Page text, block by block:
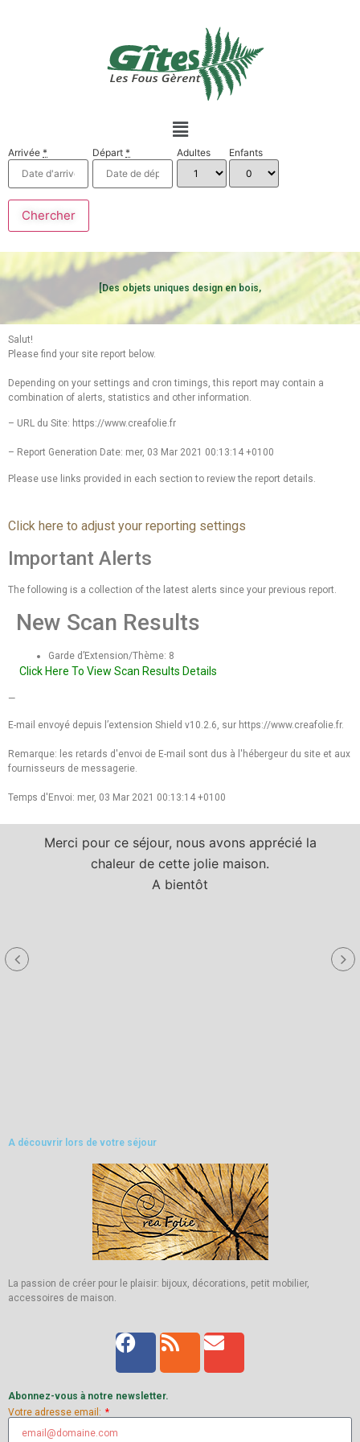
Arrivée * Départ * Adultes Enfants
[Des objets uniques design en bois,
Salut!
Please find your site report below.
Depending on your settings and cron timings, this report may contain a
combination of alerts, statistics and other information.
– URL du Site: https://www.creafolie.fr
– Report Generation Date: mer, 03 Mar 2021 00:13:14 +0100
Please use links provided in each section to review the report details.
Click here to adjust your reporting settings
Important Alerts
The following is a collection of the latest alerts since your previous report.
New Scan Results
Garde d’Extension/Thème: 8
Click Here To View Scan Results Details
—
E-mail envoyé depuis l’extension Shield v10.2.6, sur https://www.creafolie.fr.
Remarque: les retards d'envoi de E-mail sont dus à l'hébergeur du site et aux
fournisseurs de messagerie.
Temps d'Envoi: mer, 03 Mar 2021 00:13:14 +0100
Merci pour ce séjour, nous avons apprécié la
chaleur de cette jolie maison.
A bientôt
A découvrir lors de votre séjour
La passion de créer pour le plaisir: bijoux, décorations, petit mobilier,
accessoires de maison.
Abonnez-vous à notre newsletter.
Votre adresse email: